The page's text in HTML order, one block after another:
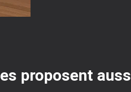
proposent